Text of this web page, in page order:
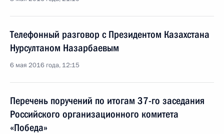
Телефонный разговор с Президентом Казахстана
Нурсултаном Назарбаевым
6 мая 2016 года, 12:15
Перечень поручений по итогам 37-го заседания
Российского организационного комитета
«Победа»